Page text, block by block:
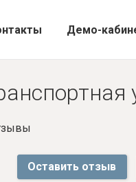
Демо-
Оставить отзыв